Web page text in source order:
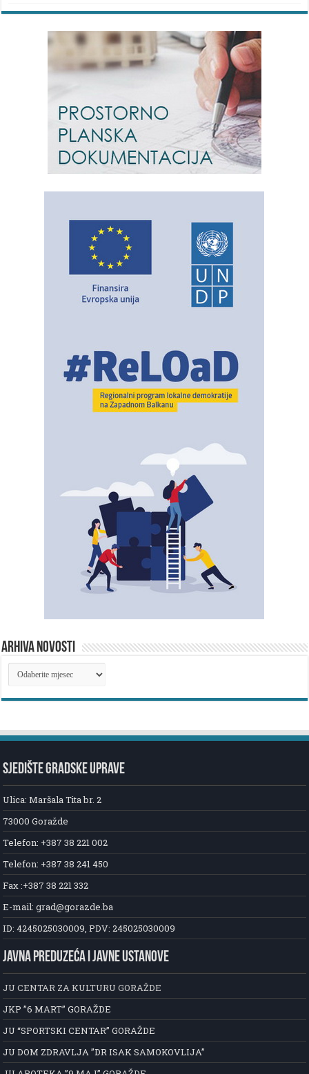
ARHIVA NOVOSTI
ARHIVA
NOVOSTI
SJEDIŠTE GRADSKE UPRAVE
Ulica: Maršala Tita br. 2
73000 Goražde
Telefon: +387 38 221 002
Telefon: +387 38 241 450
Fax :+387 38 221 332
E-mail: grad@gorazde.ba
ID: 4245025030009, PDV: 245025030009
JAVNA PREDUZEĆA I JAVNE USTANOVE
JU CENTAR ZA KULTURU GORAŽDE
JKP ”6 MART” GORAŽDE
JU “SPORTSKI CENTAR” GORAŽDE
JU DOM ZDRAVLJA ”DR ISAK SAMOKOVLIJA”